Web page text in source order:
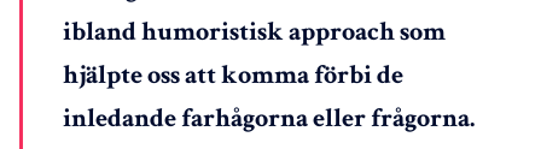
ibland humoristisk approach som
hjälpte oss att komma förbi de
inledande farhågorna eller frågorna.